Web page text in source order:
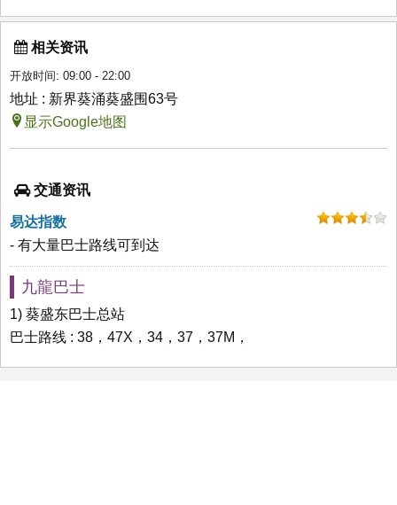
相关资讯
开放时间: 09:00 - 22:00
地址 : 新界葵涌葵盛围63号
显示Google地图
交通资讯
易达指数
- 有大量巴士路线可到达
九龍巴士
1) 葵盛东巴士总站
巴士路线 : 38，47X，34，37，37M，